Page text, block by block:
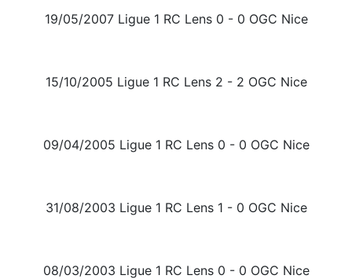
19/05/2007 Ligue 1 RC Lens 0 - 0 OGC Nice
15/10/2005 Ligue 1 RC Lens 2 - 2 OGC Nice
09/04/2005 Ligue 1 RC Lens 0 - 0 OGC Nice
31/08/2003 Ligue 1 RC Lens 1 - 0 OGC Nice
08/03/2003 Ligue 1 RC Lens 0 - 0 OGC Nice